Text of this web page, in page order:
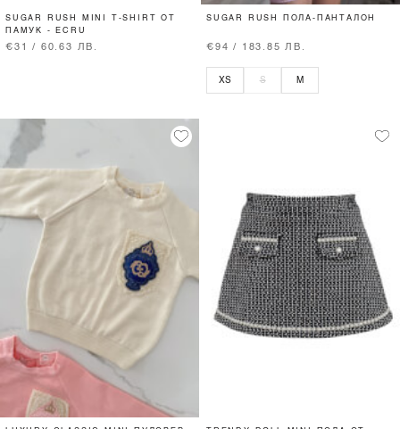
SUGAR RUSH MINI T-SHIRT ОТ
ПАМУК - ECRU
€31 / 60.63 ЛВ.
SUGAR RUSH ПОЛА-ПАНТАЛОН
€94 / 183.85 ЛВ.
XS S M